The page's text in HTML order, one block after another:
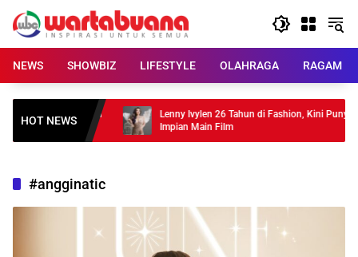
content
NEWS
SHOWBIZ LIFESTYLE OLAHRAGA RAGAM
HOT NEWS
, Tampilkan
Lenny Ivylen 26 Tahun di Fashion, Kini Punya
Impian Main Film
#angginatic